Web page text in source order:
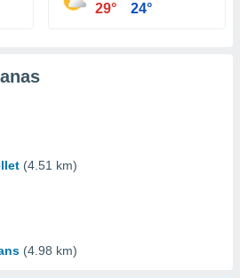
29° 24°
(4.51 km)
(4.98 km)